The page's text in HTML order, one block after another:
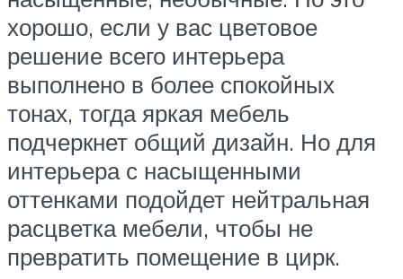
хорошо, если у вас цветовое
решение всего интерьера
выполнено в более спокойных
тонах, тогда яркая мебель
подчеркнет общий дизайн. Но для
интерьера с насыщенными
оттенками подойдет нейтральная
расцветка мебели, чтобы не
превратить помещение в цирк.